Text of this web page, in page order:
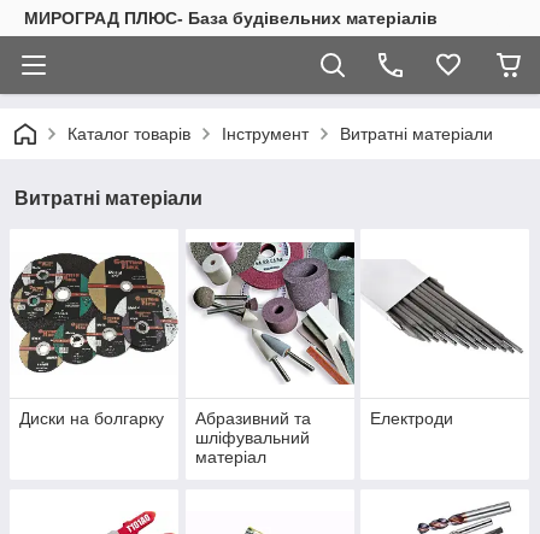
МИРОГРАД ПЛЮС- База будівельних матеріалів
Каталог товарів Інструмент Витратні матеріали
Витратні матеріали
Диски на болгарку
Абразивний та
шліфувальний
матеріал
Електроди